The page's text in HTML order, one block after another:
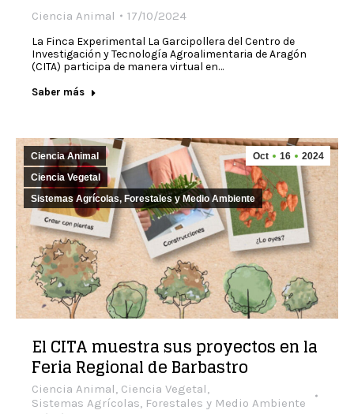
Ciencia Animal 17/10/2024
La Finca Experimental La Garcipollera del Centro de
Investigación y Tecnología Agroalimentaria de Aragón
(CITA) participa de manera virtual en…
Saber más
Oct 16 2024
Ciencia Animal
Ciencia Vegetal
Sistemas Agrícolas, Forestales y Medio Ambiente
El CITA muestra sus proyectos en la
Feria Regional de Barbastro
Ciencia Animal, Ciencia Vegetal,
Sistemas Agrícolas, Forestales y Medio Ambiente